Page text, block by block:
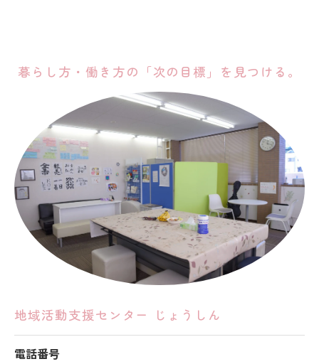
暮らし方・働き方の「次の目標」を見つける。
地域活動支援センター じょうしん
電話番号